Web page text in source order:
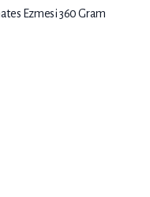
Ezmesi 360 Gram